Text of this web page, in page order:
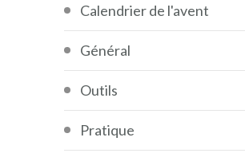
Calendrier de l'avent
Général
Outils
Pratique